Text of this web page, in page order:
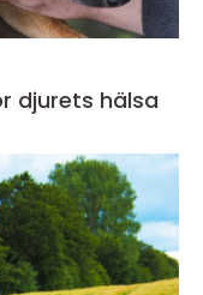
djurets hälsa